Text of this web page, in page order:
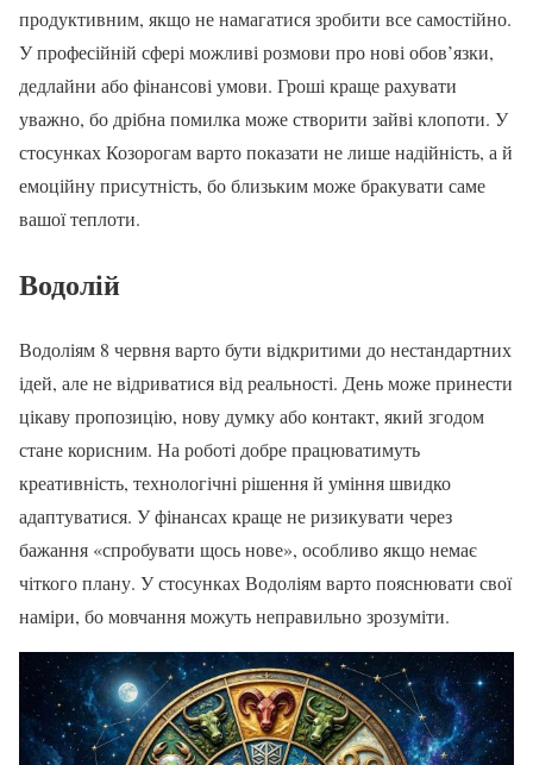
продуктивним, якщо не намагатися зробити все самостійно.
У професійній сфері можливі розмови про нові обов’язки,
дедлайни або фінансові умови. Гроші краще рахувати
уважно, бо дрібна помилка може створити зайві клопоти. У
стосунках Козорогам варто показати не лише надійність, а й
емоційну присутність, бо близьким може бракувати саме
вашої теплоти.
Водолій
Водоліям 8 червня варто бути відкритими до нестандартних
ідей, але не відриватися від реальності. День може принести
цікаву пропозицію, нову думку або контакт, який згодом
стане корисним. На роботі добре працюватимуть
креативність, технологічні рішення й уміння швидко
адаптуватися. У фінансах краще не ризикувати через
бажання «спробувати щось нове», особливо якщо немає
чіткого плану. У стосунках Водоліям варто пояснювати свої
наміри, бо мовчання можуть неправильно зрозуміти.